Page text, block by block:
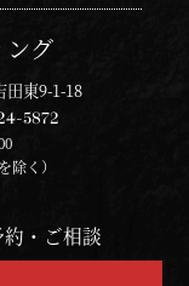
ング
東9-1-18
5872
除く）
・ご相談